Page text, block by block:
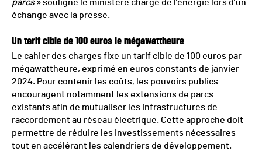
parcs» souligne le ministère chargé de l’énergie lors d’un
échange avec la presse.
Un tarif cible de 100 euros le mégawattheure
Le cahier des charges fixe un tarif cible de 100 euros par
mégawattheure, exprimé en euros constants de janvier
2024. Pour contenir les coûts, les pouvoirs publics
encouragent notamment les extensions de parcs
existants afin de mutualiser les infrastructures de
raccordement au réseau électrique. Cette approche doit
permettre de réduire les investissements nécessaires
tout en accélérant les calendriers de développement.